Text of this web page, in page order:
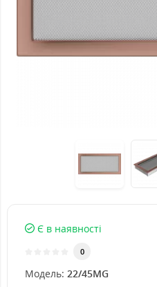
Є в наявності
0
Модель: 22/45MG